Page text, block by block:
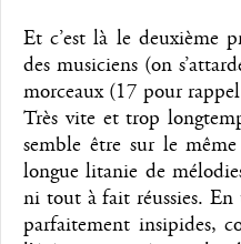
Et c’est là le deuxième
des musiciens (on
morceaux (17 pour
Très vite et trop
semble être sur le
longue litanie de
ni tout à fait réussies.
parfaitement insipides,